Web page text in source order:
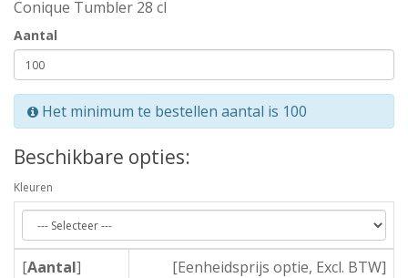
Conique Tumbler 28 cl
Aantal
Het minimum te bestellen aantal is 100
Beschikbare opties:
Kleuren
[Aantal]
[Eenheidsprijs optie, Excl. BTW]